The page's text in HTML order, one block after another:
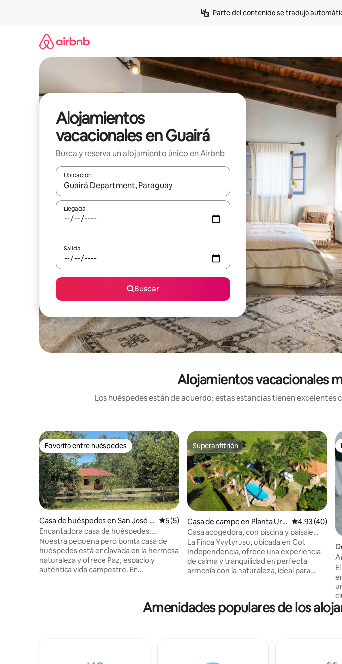
Parte del contenido se tradujo
Alojamientos
vacacionales en Guairá
Busca y reserva un alojamiento único en Airbnb
Ubicación
Cuando los resultados estén disponibles, podrás navegar usando las teclas de las
Llegada
Salida
Buscar
Alojamientos vacacionales
Los huéspedes están de acuerdo: estas estancias tienen
Favorito entre huéspedes
Favorito entre huéspedes
Casa de huéspedes en San José d
e los Arroyos
Calificación promedio: 5 de 5; 5 evaluaciones
5 (5)
Encantadora casa de huéspedes:
naturaleza, tranquilidad y caballos
Nuestra pequeña pero bonita casa de
huéspedes está enclavada en la hermosa
naturaleza y ofrece Paz, espacio y
auténtica vida campestre. En
de los caballos: Con nosotros, también
Superanfitrión
Superanfitrión
Casa de campo en Planta Urb
ana
Calificación
4.93 (40)
Casa acogedora, con piscina y paisaje
pintoresco
La Finca Yvytyrusu, ubicada en Col.
Independencia, ofrece una experiencia
de calma y tranquilidad en perfecta
armonía con la naturaleza, ideal para
amanecer y atardecer, como también de
una brillante noche estrellada. Se ubica a
Amenidades populares de los